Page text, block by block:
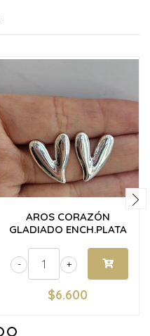
AROS CORAZÓN
GLADIADO ENCH.PLATA
+
-
$6.600